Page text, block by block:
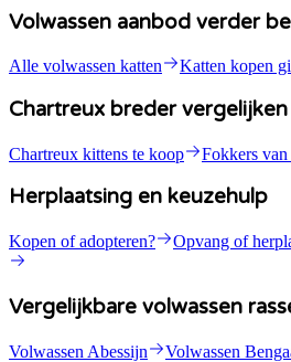
Volwassen aanbod verder
Alle volwassen katten Katten kopen
Chartreux breder vergelijken
Chartreux kittens te koop Fokkers
Herplaatsing en keuzehulp
Kopen of adopteren? Opvang of
Vergelijkbare volwassen
Volwassen Abessijn Volwassen